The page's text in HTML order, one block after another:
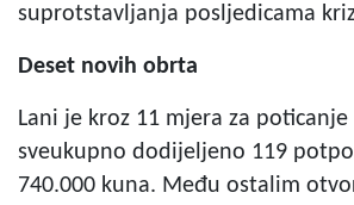
suprotstavljanja posljedicama
Deset novih obrta
Lani je kroz 11 mjera za
sveukupno dodijeljeno 119
740.000 kuna. Među ostalim